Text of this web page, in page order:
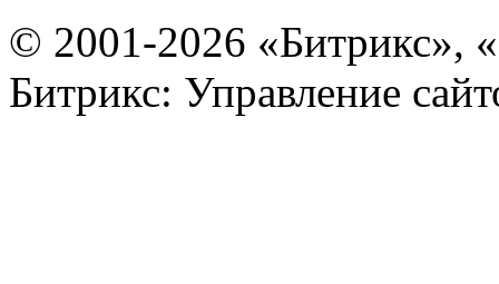
© 2001-2026 «Битрикс»,
Битрикс: Управление